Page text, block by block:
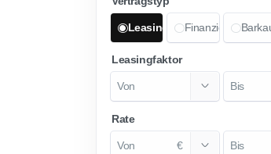
Leasing Finanzierung
Leasingfaktor
Rate
€